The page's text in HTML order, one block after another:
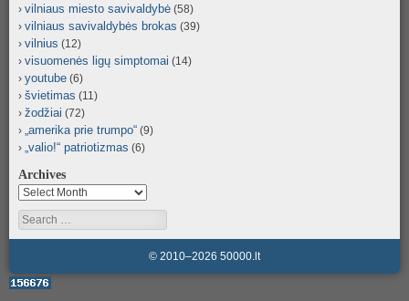
vilniaus miesto savivaldybė (58)
vilniaus savivaldybės brokas (39)
vilnius (12)
visuomenės ligų simptomai (14)
youtube (6)
švietimas (11)
žodžiai (72)
„amerika prie trumpo“ (9)
„valio!“ patriotizmas (6)
Archives
Archives
Search
© 2010–2026 50000.lt